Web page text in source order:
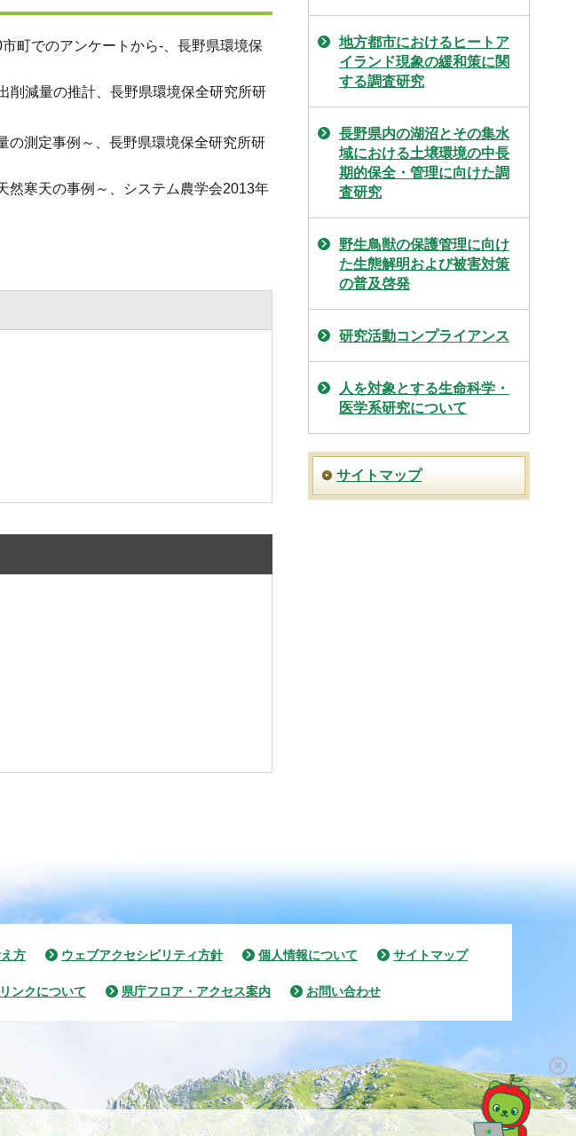
町でのアンケートから-、長野県環境保
削減量の推計、長野県環境保全研究所研
の測定事例～、長野県環境保全研究所研
然寒天の事例～、システム農学会2013年
地方都市におけるヒートア
イランド現象の緩和策に関
する調査研究
長野県内の湖沼とその集水
域における土壌環境の中長
期的保全・管理に向けた調
査研究
野生鳥獣の保護管理に向け
た生態解明および被害対策
の普及啓発
研究活動コンプライアンス
人を対象とする生命科学・
医学系研究について
サイトマップ
方 ウェブアクセシビリティ方針 個人情報について サイトマップ
リンクについて 県庁フロア・アクセス案内 お問い合わせ